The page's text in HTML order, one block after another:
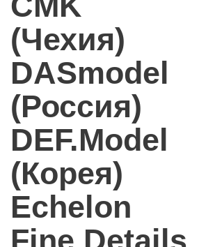
(Чехия)
DASmodel
(Россия)
DEF.Model
(Корея)
Echelon
Fine Details